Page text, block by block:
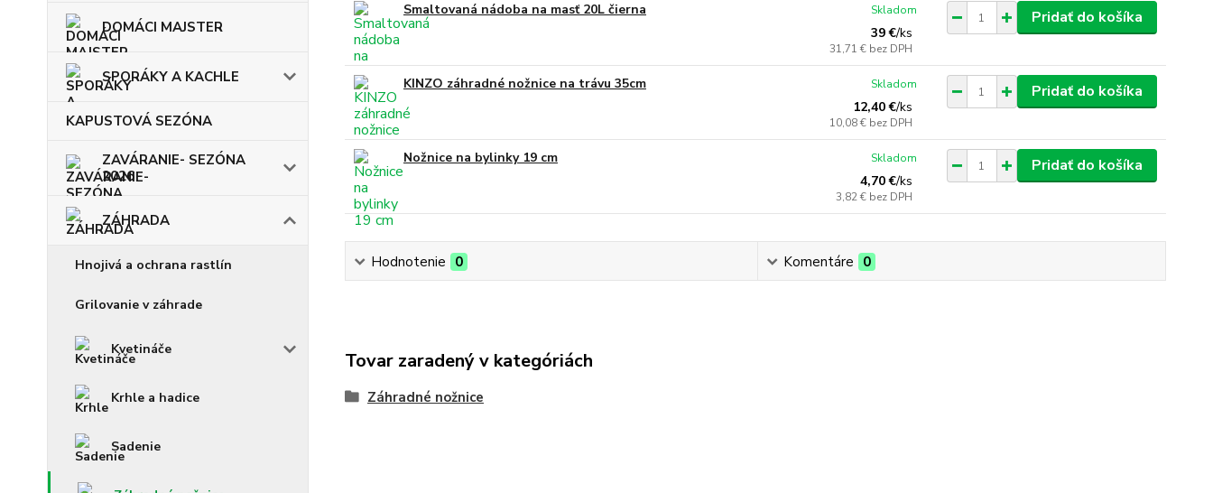
DOMÁCI MAJSTER
SPORÁKY A KACHLE
KAPUSTOVÁ SEZÓNA
ZAVÁRANIE- SEZÓNA
2026
ZÁHRADA
Hnojivá a ochrana rastlín
Grilovanie v záhrade
Kvetináče
Krhle a hadice
Sadenie
Smaltovaná nádoba na masť 20L čierna
39 €/ks
31,71 € bez DPH
Skladom Pridať do košíka
KINZO záhradné nožnice na trávu 35cm
12,40 €/ks
10,08 € bez DPH
Skladom Pridať do košíka
Nožnice na bylinky 19 cm
4,70 €/ks
3,82 € bez DPH
Skladom Pridať do košíka
Hodnotenie 0 Komentáre 0
Tovar zaradený v kategóriách
Záhradné nožnice